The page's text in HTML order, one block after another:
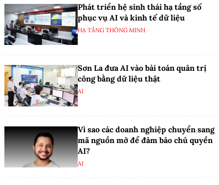
Phát triển hệ sinh thái hạ tầng số
phục vụ AI và kinh tế dữ liệu
HẠ TẦNG THÔNG MINH
Sơn La đưa AI vào bài toán quản trị
công bằng dữ liệu thật
AI
Vì sao các doanh nghiệp chuyển sang
mã nguồn mở để đảm bảo chủ quyền
AI?
AI